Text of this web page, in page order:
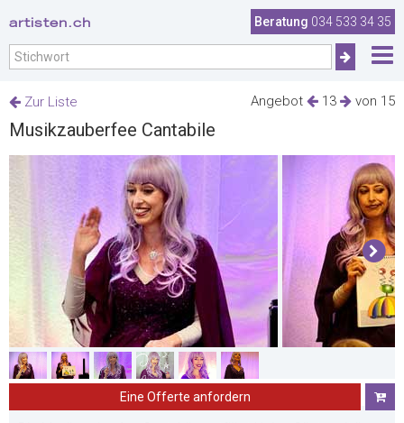
artisten.ch Beratung 034 533 34 35
Angebot 13 von 15
Zur Liste
Musikzauberfee Cantabile
Eine Offerte anfordern